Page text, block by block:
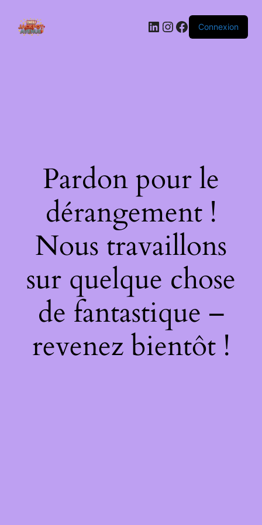
LinkedIn
Instagram
Facebook
Connexion
Pardon pour le
dérangement !
Nous travaillons
sur quelque chose
de fantastique –
revenez bientôt !